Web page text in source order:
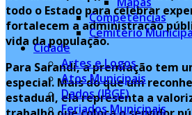
Competências
Cemitério
Cidade
Artes e Logos
Atos Municipais
Dados (IBGE)
Feriados Municipais
todo o Estado para celebrar
fortalecem a administração
vida da população.
Para Sarandi, a premiação tem
especial. Mais do que um
estadual, ela representa a